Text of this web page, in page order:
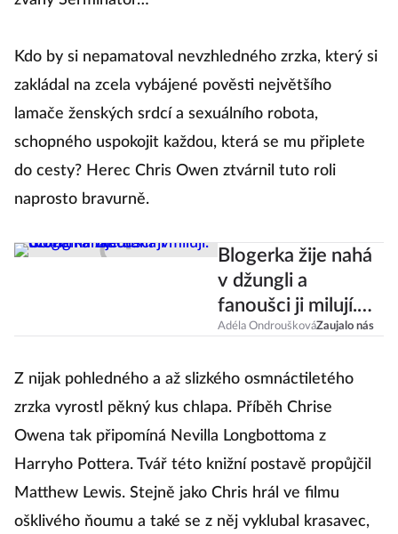
Kdo by si nepamatoval nevzhledného zrzka, který si
zakládal na zcela vybájené pověsti největšího
lamače ženských srdcí a sexuálního robota,
schopného uspokojit každou, která se mu připlete
do cesty? Herec Chris Owen ztvárnil tuto roli
naprosto bravurně.
Blogerka žije nahá
v džungli a
fanoušci ji milují.
Co na ni říkáte?
Adéla OndrouškováZaujalo nás
Z nijak pohledného a až slizkého osmnáctiletého
zrzka vyrostl pěkný kus chlapa. Příběh Chrise
Owena tak připomíná Nevilla Longbottoma z
Harryho Pottera. Tvář této knižní postavě propůjčil
Matthew Lewis. Stejně jako Chris hrál ve filmu
ošklivého ňoumu a také se z něj vyklubal krasavec,